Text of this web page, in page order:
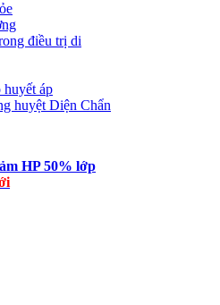
điều trị di
huyết áp
huyệt Diện Chẩn
HP 50% lớp